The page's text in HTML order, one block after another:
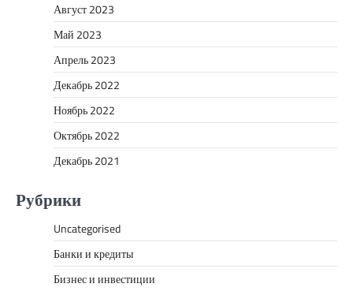
Август 2023
Май 2023
Апрель 2023
Декабрь 2022
Ноябрь 2022
Октябрь 2022
Декабрь 2021
Рубрики
Uncategorised
Банки и кредиты
Бизнес и инвестиции